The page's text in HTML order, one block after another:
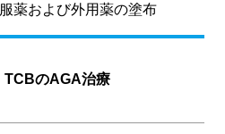
服薬および外用薬の塗布
TCBのAGA治療